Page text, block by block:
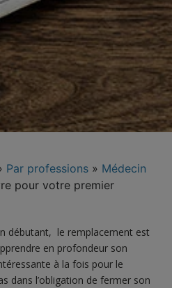
Par professions » Médecin
pour votre premier
débutant, le remplacement est
en profondeur son
à la fois pour le
dans l’obligation de fermer son